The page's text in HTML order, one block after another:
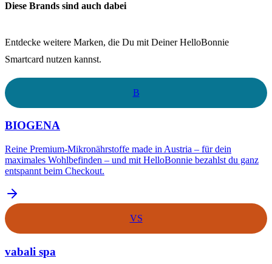
Diese Brands sind auch dabei
Entdecke weitere Marken, die Du mit Deiner HelloBonnie
Smartcard nutzen kannst.
B
BIOGENA
Reine Premium-Mikronährstoffe made in Austria – für dein
maximales Wohlbefinden – und mit HelloBonnie bezahlst du ganz
entspannt beim Checkout.
VS
vabali spa